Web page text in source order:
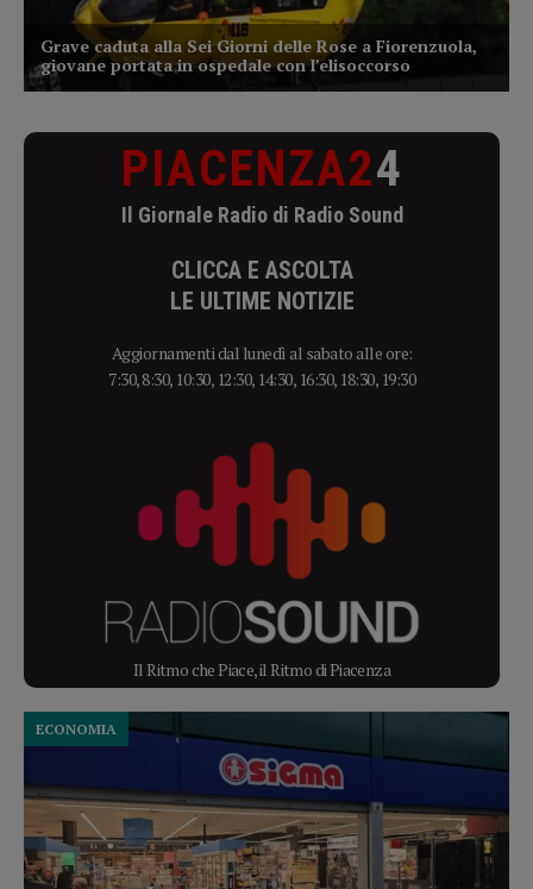
PIACENZA24
Il Giornale Radio di Radio Sound
CLICCA E ASCOLTA
LE ULTIME NOTIZIE
Aggiornamenti dal lunedì al sabato alle ore:
7:30, 8:30, 10:30, 12:30, 14:30, 16:30, 18:30, 19:30
Il Ritmo che Piace, il Ritmo di Piacenza
ECONOMIA